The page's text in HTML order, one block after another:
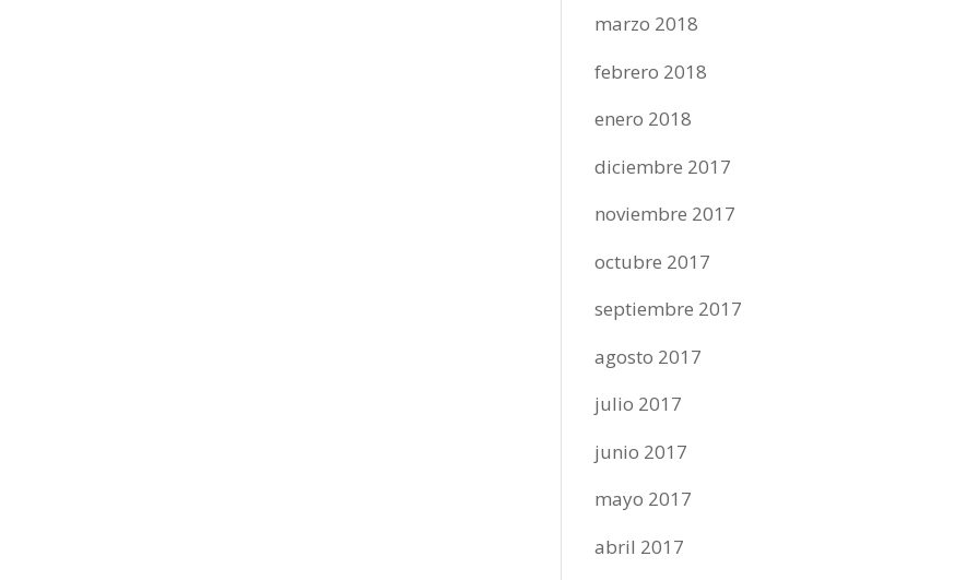
marzo 2018
febrero 2018
enero 2018
diciembre 2017
noviembre 2017
octubre 2017
septiembre 2017
agosto 2017
julio 2017
junio 2017
mayo 2017
abril 2017